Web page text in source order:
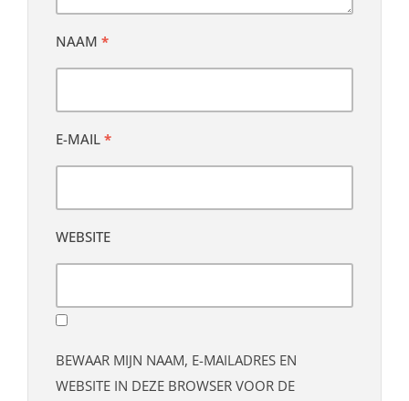
NAAM *
E-MAIL *
WEBSITE
BEWAAR MIJN NAAM, E-MAILADRES EN
WEBSITE IN DEZE BROWSER VOOR DE